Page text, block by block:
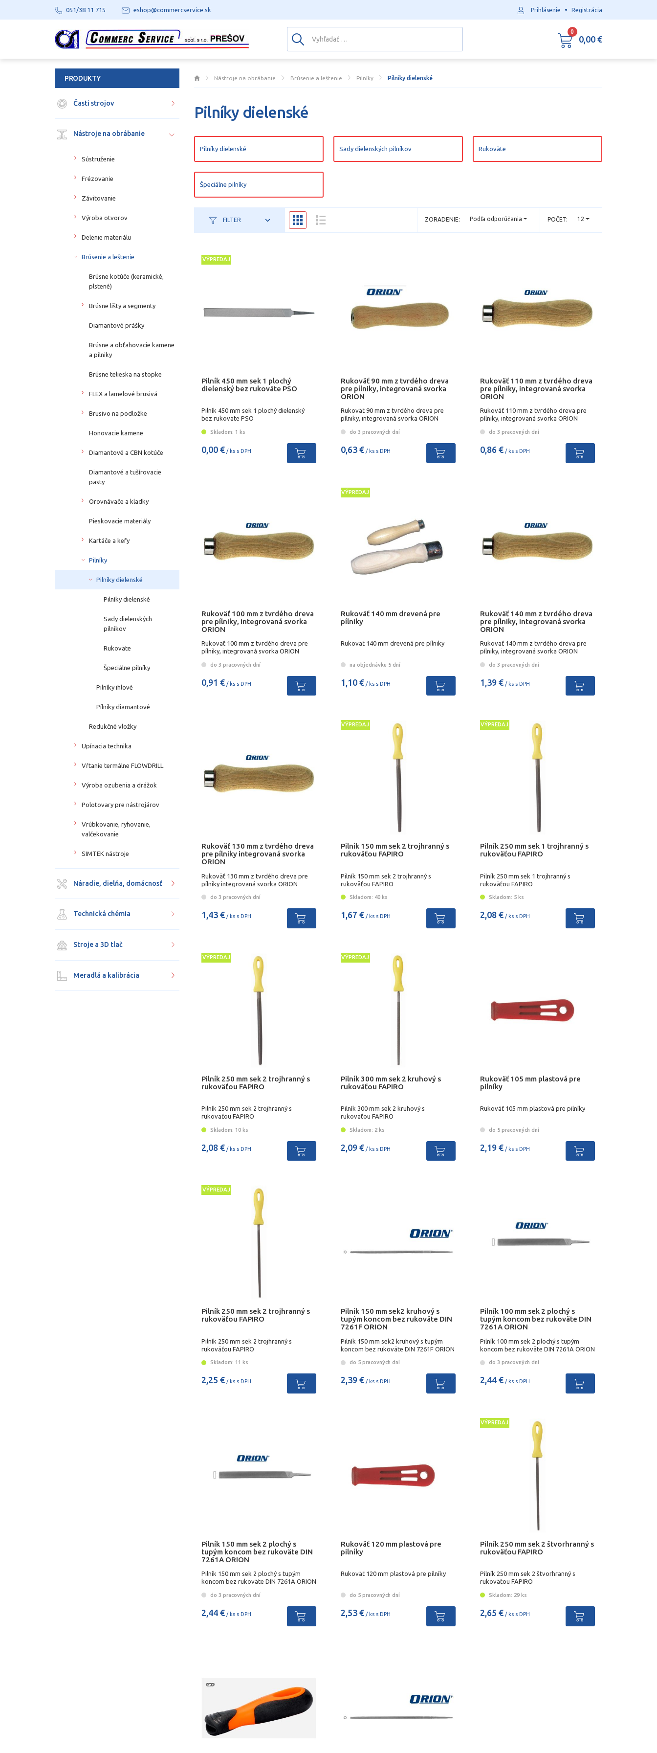
Nástroje na obrábanie Brúsenie a leštenie Pilníky Pilníky dielenské
Pilníky dielenské
Pilníky dielenské Sady dielenských pilníkov Rukoväte
Špeciálne pilníky
FILTER POČET: 12
ZORADENIE: Podľa odporúčania
VÝPREDAJ
Pilník 450 mm sek 1 plochý
dielenský bez rukoväte PSO
Pilník 450 mm sek 1 plochý dielenský
bez rukoväte PSO
Skladom: 1 ks
0,00 € / ks s DPH
Rukoväť 90 mm z tvrdého dreva
pre pílniky, integrovaná svorka
ORION
Rukoväť 90 mm z tvrdého dreva pre
pílniky, integrovaná svorka ORION
do 3 pracovných dní
0,63 €/ ks s DPH
Rukoväť 110 mm z tvrdého dreva
pre pílniky, integrovaná svorka
ORION
Rukoväť 110 mm z tvrdého dreva pre
pílniky, integrovaná svorka ORION
do 3 pracovných dní
0,86 €/ ks s DPH
Rukoväť 100 mm z tvrdého dreva
pre pílniky, integrovaná svorka
ORION
Rukoväť 100 mm z tvrdého dreva pre
pílniky, integrovaná svorka ORION
do 3 pracovných dní
0,91 € / ks s DPH
VÝPREDAJ
Rukoväť 140 mm drevená pre
pílniky
Rukoväť 140 mm drevená pre pílniky
na objednávku 5 dní
1,10 €/ ks s DPH
Rukoväť 140 mm z tvrdého dreva
pre pílniky, integrovaná svorka
ORION
Rukoväť 140 mm z tvrdého dreva pre
pílniky, integrovaná svorka ORION
do 3 pracovných dní
1,39 €/ ks s DPH
Rukoväť 130 mm z tvrdého dreva
pre pílniky integrovaná svorka
ORION
Rukoväť 130 mm z tvrdého dreva pre
pílniky integrovaná svorka ORION
do 3 pracovných dní
1,43 € / ks s DPH
VÝPREDAJ
Pilník 150 mm sek 2 trojhranný s
rukoväťou FAPIRO
Pilník 150 mm sek 2 trojhranný s
rukoväťou FAPIRO
Skladom: 40 ks
1,67 €/ ks s DPH
VÝPREDAJ
Pilník 250 mm sek 1 trojhranný s
rukoväťou FAPIRO
Pilník 250 mm sek 1 trojhranný s
rukoväťou FAPIRO
Skladom: 5 ks
2,08 €/ ks s DPH
VÝPREDAJ
Pilník 250 mm sek 2 trojhranný s
rukoväťou FAPIRO
Pilník 250 mm sek 2 trojhranný s
rukoväťou FAPIRO
Skladom: 10 ks
2,08 € / ks s DPH
VÝPREDAJ
Pilník 300 mm sek 2 kruhový s
rukoväťou FAPIRO
Pilník 300 mm sek 2 kruhový s
rukoväťou FAPIRO
Skladom: 2 ks
2,09 €/ ks s DPH
Rukoväť 105 mm plastová pre
pilníky
Rukoväť 105 mm plastová pre pilníky
do 5 pracovných dní
2,19 €/ ks s DPH
VÝPREDAJ
Pilník 250 mm sek 2 trojhranný s
rukoväťou FAPIRO
Pilník 250 mm sek 2 trojhranný s
rukoväťou FAPIRO
Skladom: 11 ks
2,25 € / ks s DPH
Pilník 150 mm sek2 kruhový s
tupým koncom bez rukoväte DIN
7261F ORION
Pilník 150 mm sek2 kruhový s tupým
koncom bez rukoväte DIN 7261F ORION
do 5 pracovných dní
2,39 €/ ks s DPH
Pilník 100 mm sek 2 plochý s
tupým koncom bez rukoväte DIN
7261A ORION
Pilník 100 mm sek 2 plochý s tupým
koncom bez rukoväte DIN 7261A ORION
do 3 pracovných dní
2,44 €/ ks s DPH
Pilník 150 mm sek 2 plochý s
tupým koncom bez rukoväte DIN
7261A ORION
Pilník 150 mm sek 2 plochý s tupým
koncom bez rukoväte DIN 7261A ORION
do 3 pracovných dní
2,44 € / ks s DPH
Rukoväť 120 mm plastová pre
pilníky
Rukoväť 120 mm plastová pre pilníky
do 5 pracovných dní
2,53 €/ ks s DPH
VÝPREDAJ
Pilník 250 mm sek 2 štvorhranný s
rukoväťou FAPIRO
Pilník 250 mm sek 2 štvorhranný s
rukoväťou FAPIRO
Skladom: 29 ks
2,65 €/ ks s DPH
PRODUKTY
Časti strojov
Nástroje na obrábanie
Sústruženie
Frézovanie
Závitovanie
Výroba otvorov
Delenie materiálu
Brúsenie a leštenie
Brúsne kotúče (keramické,
plstené)
Brúsne lišty a segmenty
Diamantové prášky
Brúsne a obťahovacie kamene
a pílniky
Brúsne telieska na stopke
FLEX a lamelové brusivá
Brusivo na podložke
Honovacie kamene
Diamantové a CBN kotúče
Diamantové a tušírovacie
pasty
Orovnávače a kladky
Pieskovacie materiály
Kartáče a kefy
Pilníky
Pilníky dielenské
Pilníky dielenské
Sady dielenských
pilníkov
Rukoväte
Špeciálne pilníky
Pilníky ihlové
Pílniky diamantové
Redukčné vložky
Upínacia technika
Vŕtanie termálne FLOWDRILL
Výroba ozubenia a drážok
Polotovary pre nástrojárov
Vrúbkovanie, ryhovanie,
valčekovanie
SIMTEK nástroje
Náradie, dielňa, domácnosť
Technická chémia
Stroje a 3D tlač
Meradlá a kalibrácia
051/38 11 715 eshop@commercservice.sk Prihlásenie • Registrácia
0
0,00 €